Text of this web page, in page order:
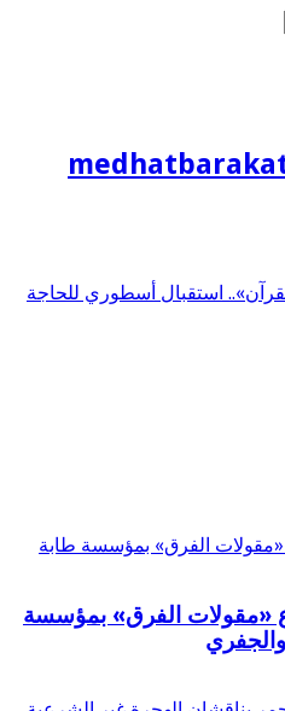
استقبال أسطوري للحاجة
«مقولات الفرق» بمؤسسة